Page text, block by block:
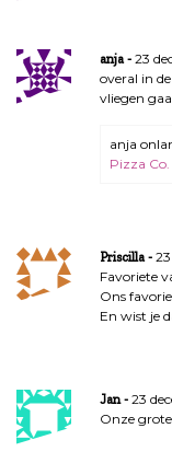
anja
23
overal in
vliegen
anja
Pizza Co.
Priscilla
Favoriete
Ons
En wist je
Jan
23
Onze